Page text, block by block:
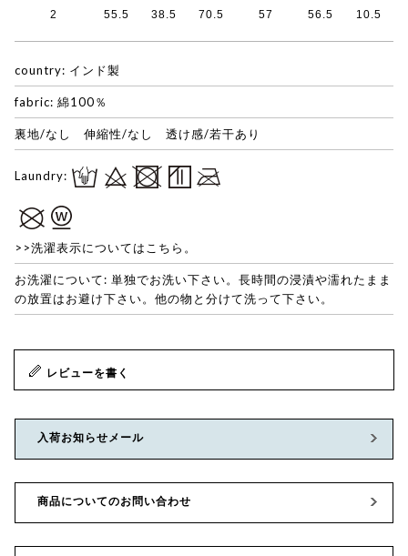
2 55.5 38.5 70.5 57 56.5 10.5
country: インド製
fabric: 綿100％
裏地/なし 伸縮性/なし 透け感/若干あり
Laundry:
>>洗濯表示についてはこちら。
お洗濯について: 単独でお洗い下さい。長時間の浸漬や濡れたまま
の放置はお避け下さい。他の物と分けて洗って下さい。
レビューを書く
入荷お知らせメール
商品についてのお問い合わせ